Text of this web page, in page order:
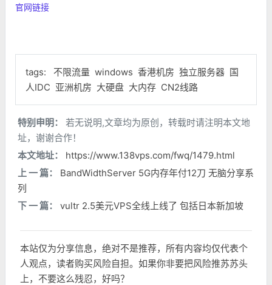
官网链接
tags: 不限流量 windows 香港机房 独立服务器 国
人IDC 亚洲机房 大硬盘 大内存 CN2线路
特别申明：
若无说明,文章均为原创，转载时请注明本文地
址，谢谢合作！
本文地址：
https://www.138vps.com/fwq/1479.html
上 一 篇：
BandWidthServer 5G内存年付12刀 无脑分享系
列
下 一 篇：
vultr 2.5美元VPS全线上线了 包括日本新加坡
本站仅为分享信息，绝对不是推荐，所有内容均仅代表个
人观点，读者购买风险自担。如果你非要把风险推苏苏头
上，不要这么残忍，好吗？